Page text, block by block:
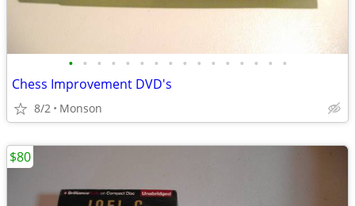
• • • • • • • • • • • • • • • •
Chess Improvement DVD's
8/2 Monson
$80